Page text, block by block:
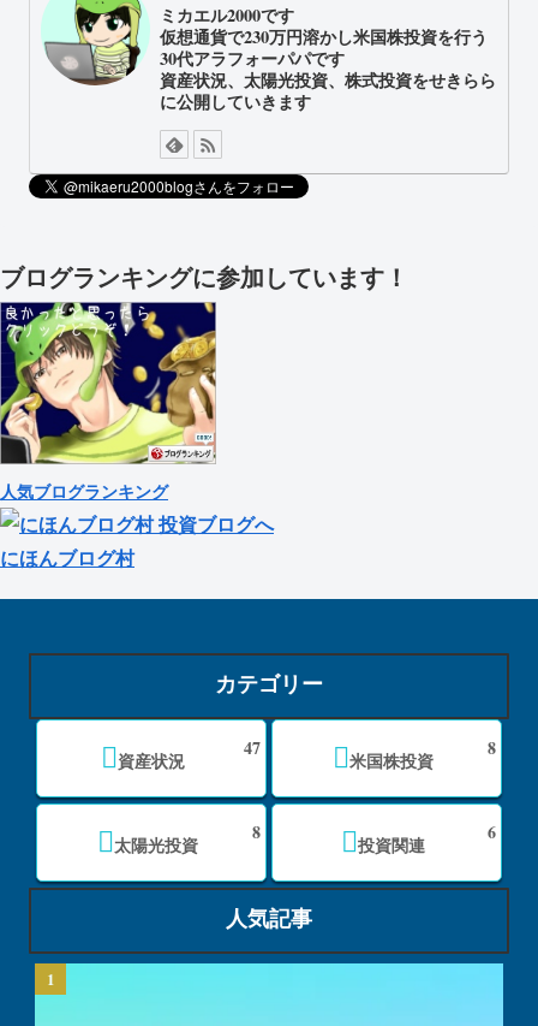
ミカエル2000です
仮想通貨で230万円溶かし米国株投資を行う
30代アラフォーパパです
資産状況、太陽光投資、株式投資をせきらら
に公開していきます
ブログランキングに参加しています！
人気ブログランキング
にほんブログ村
カテゴリー
資産状況
47
米国株投資
8
太陽光投資
8
投資関連
6
人気記事